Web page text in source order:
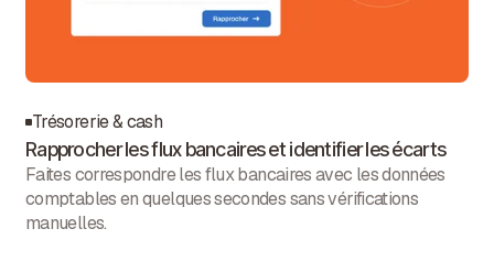
Trésorerie & cash
Rapprocher les flux bancaires et identifier les écarts
Faites correspondre les flux bancaires avec les données
comptables en quelques secondes sans vérifications
manuelles.